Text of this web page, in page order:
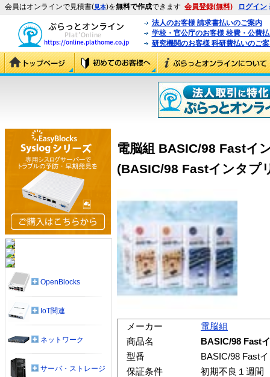
会員はオンラインで見積書(見本)を無料で作成できます 会員登録(無料) ログイン
法人のお客様 請求書払いのご案内
学校・官公庁のお客様 校費・公費
研究機関のお客様 科研費払いのご
電脳組 BASIC/98 Fastイ
(BASIC/98 Fastインタプ
メーカー
電脳組
商品名
BASIC/98 Fast
型番
BASIC/98 Fast
保証条件
初期不良１週間
OpenBlocks
IoT関連
ネットワーク
サーバ・ストレージ